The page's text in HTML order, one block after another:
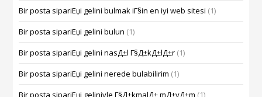
Bir posta sipariЕџi gelini bulmak iГ§in en iyi web sitesi (1)
Bir posta sipariЕџi gelini bulun (1)
Bir posta sipariЕџi gelini nasД±l Г§Д±kД±lД±r (1)
Bir posta sipariЕџi gelini nerede bulabilirim (1)
Bir posta sipariЕџi geliniyle Г§Д±kmalД± mД±yД±m (1)